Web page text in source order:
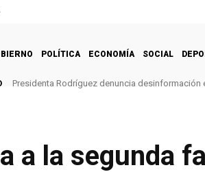
POLÍTICA ECONOMÍA SOCIAL
Presidenta Rodríguez denuncia desinformación
Inicia campeonato de juegos deportivos-
a la segunda